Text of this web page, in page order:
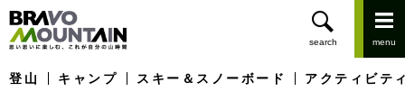
登山 キャンプ スキー＆スノーボード アクティビテ